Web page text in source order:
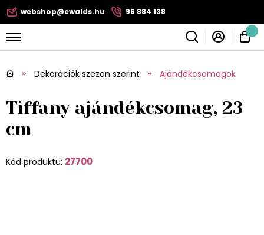
webshop@ewalds.hu 96 884 138
Dekorációk szezon szerint Ajándékcsomagok
Tiffany ajándékcsomag, 23
cm
Kód produktu: 27700